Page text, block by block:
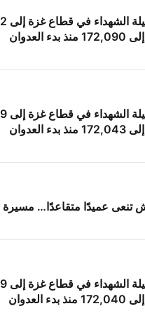
العدوان
العدوان
تنعى عميدًا متقاعدًا… مسيرة
العدوان